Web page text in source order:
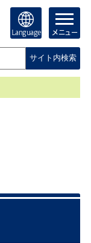
Language メニュー
サイト内検索